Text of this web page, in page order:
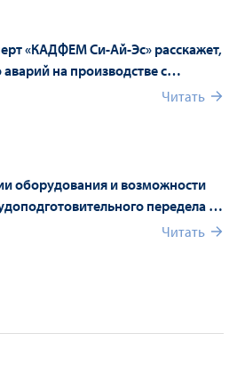
«КАДФЕМ Си-Ай-Эс» расскажет,
аварий на производстве с
Читать
оборудования и возможности
передела на
Читать